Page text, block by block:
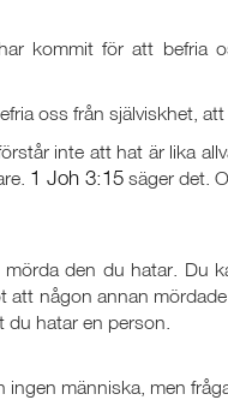
kommit för att befria
oss från själviskhet,
inte att hat är lika
1 Joh 3:15 säger det.
den du hatar. Du
att någon annan
du hatar en person.
ingen människa, men